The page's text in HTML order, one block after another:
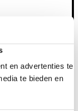
en advertenties te
te bieden en